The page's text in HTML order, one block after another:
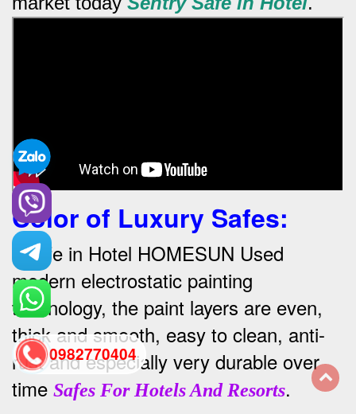
Color of Luxury Safes:
• Safe in Hotel HOMESUN Used
modern electrostatic painting
technology, the paint layers are even,
thick and smooth, easy to clean, anti-
rust and especially very durable over
time Safes For Hotels And Resorts.
0982770404